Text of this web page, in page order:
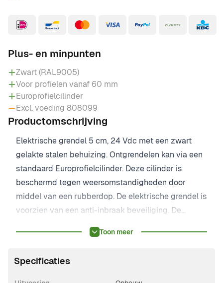
Plus- en minpunten
Zwart (RAL9005)
Voor profielen vanaf 60 mm
Europrofielcilinder
Excl. voeding 808099
Productomschrijving
Elektrische grendel 5 cm, 24 Vdc met een zwart
gelakte stalen behuizing. Ontgrendelen kan via een
standaard Europrofielcilinder. Deze cilinder is
beschermd tegen weersomstandigheden door
middel van een rubberdop. De elektrische grendel is
voorzien van een anti-inbraak beveiliging. De
een poging gedaan wordt om deze omhoog te
afgeschuind, zodat deze gemakkelijk in de hiervoor
bestemde sparing valt. De bijbehorende voeding,
Toon meer
Specificaties